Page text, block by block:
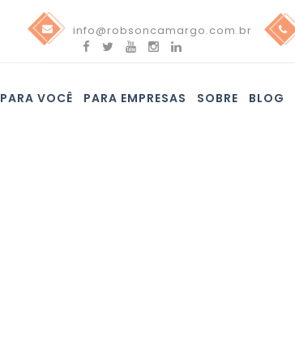
info@robsoncamargo.com.br
PARA VOCÊ PARA EMPRESAS SOBRE BLOG